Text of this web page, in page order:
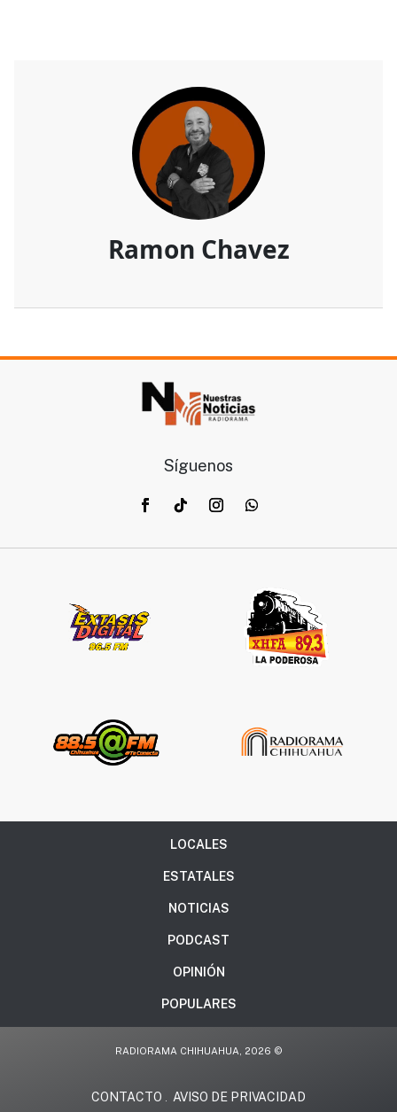
Ramon Chavez
Síguenos
LOCALES
ESTATALES
NOTICIAS
PODCAST
OPINIÓN
POPULARES
RADIORAMA CHIHUAHUA, 2026 ©
CONTACTO AVISO DE PRIVACIDAD